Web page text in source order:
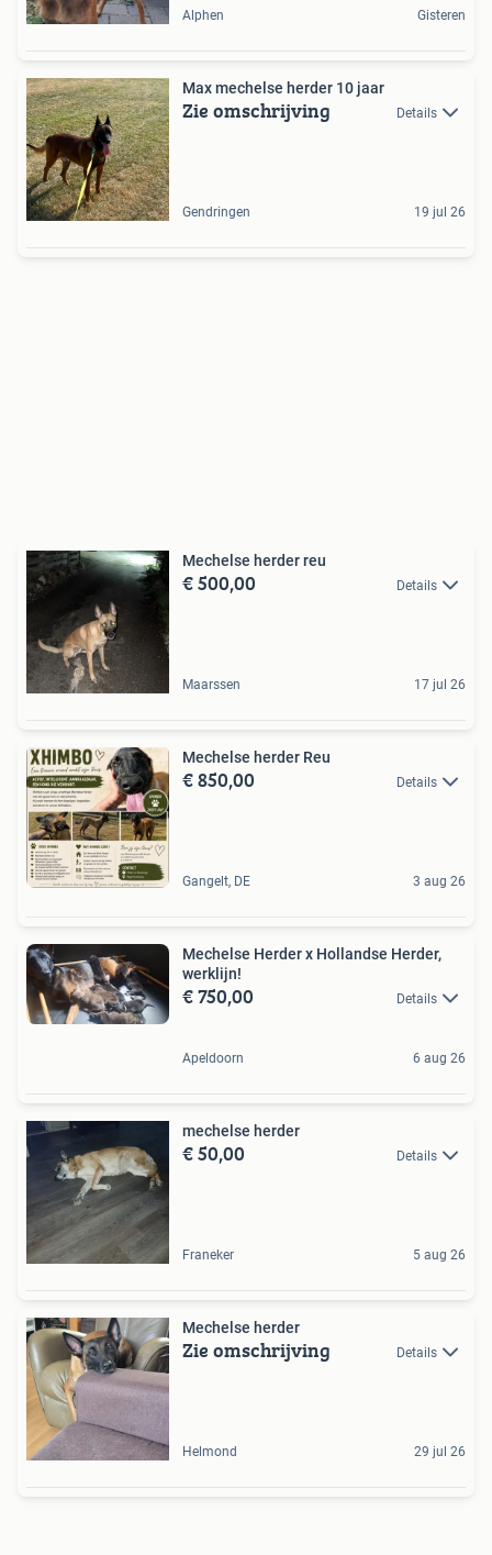
Alphen Gisteren
Max mechelse herder 10 jaar
Zie omschrijving Details
Gendringen 19 jul 26
Mechelse herder reu
€ 500,00 Details
Maarssen 17 jul 26
Mechelse herder Reu
€ 850,00 Details
Gangelt, DE 3 aug 26
Mechelse Herder x Hollandse Herder,
werklijn!
€ 750,00 Details
Apeldoorn 6 aug 26
mechelse herder
€ 50,00 Details
Franeker 5 aug 26
Mechelse herder
Zie omschrijving Details
Helmond 29 jul 26